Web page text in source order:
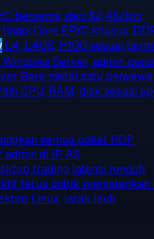
bersama, dari $2,48/bln
Core EPYC khusus,
L4, L40S, H100 sesuai
Windows Server, admin
Bare metal satu penyewa
CPU, RAM, disk sesuai
semua paket RDP
admin di IP AS
trading latensi rendah
terus untuk menjalankan
Linux, jarak jauh